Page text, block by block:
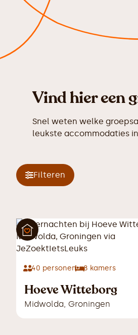
Vind hier een
Snel weten welke
leukste accommodaties
Filteren
40 personen 8 kamers
Hoeve Witteborg
Midwolda, Groningen